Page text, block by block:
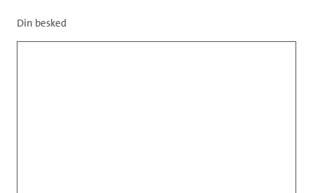
Din besked